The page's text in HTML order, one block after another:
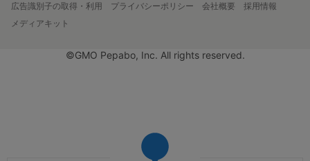
広告識別子の取得・利用
プライバシーポリシー 会社概要
採用情報
メディアキット
©GMO Pepabo, Inc. All rights reserved.